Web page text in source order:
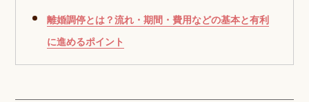
離婚調停とは？流れ・期間・費用などの基本と有利
に進めるポイント